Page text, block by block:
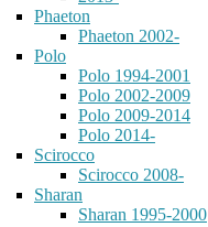
Phaeton
Phaeton 2002-
Polo
Polo 1994-2001
Polo 2002-2009
Polo 2009-2014
Polo 2014-
Scirocco
Scirocco 2008-
Sharan
Sharan 1995-2000